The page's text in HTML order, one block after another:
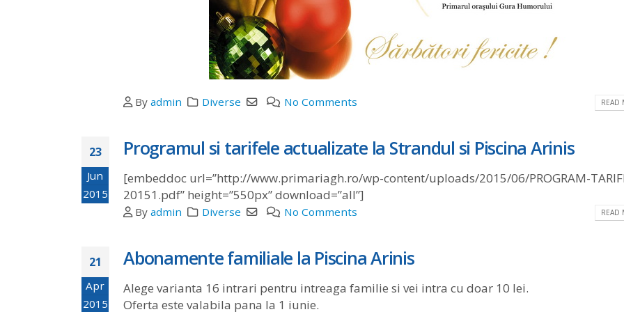
By admin Diverse No Comments READ
23
Jun
2015
Programul si tarifele actualizate la Strandul si Piscina Arinis
[embeddoc url=”http://www.primariagh.ro/wp-content/uploads/2015/06/PROGRAM-
20151.pdf” height=”550px” download=”all”]
By admin Diverse No Comments READ
21
Apr
2015
Abonamente familiale la Piscina Arinis
Alege varianta 16 intrari pentru intreaga familie si vei intra cu doar 10 lei.
Oferta este valabila pana la 1 iunie.